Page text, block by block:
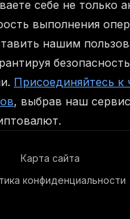
себе не только
выполнения
нашим
Присоединяйтесь к
, выбрав наш
Карта сайта
конфиденциальности